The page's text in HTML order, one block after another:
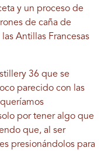
y un proceso de
de caña de
Antillas Francesas
36 que se
parecido con las
por tener algo que
que, al ser
presionándolos para